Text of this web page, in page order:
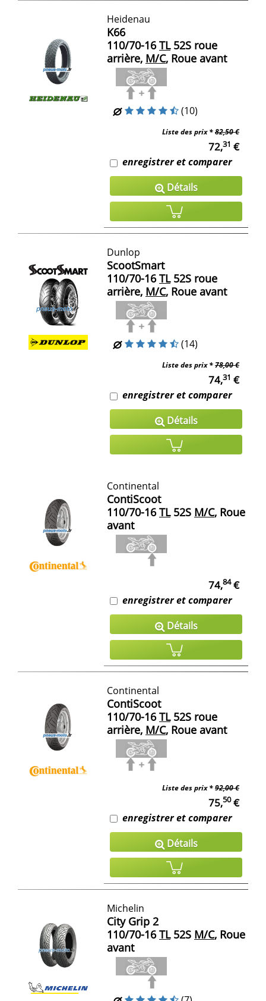
Heidenau
K66
110/70-16 TL52S roue
arrière, M/C, Roue avant
(10)
Liste des prix *82,50 €
72,31 €
enregistrer et comparer
Détails
Dunlop
ScootSmart
110/70-16 TL52S roue
arrière, M/C, Roue avant
(14)
Liste des prix *78,00 €
74,31 €
enregistrer et comparer
Détails
Continental
ContiScoot
110/70-16 TL52S M/C, Roue
avant
74,84€
enregistrer et comparer
Détails
Continental
ContiScoot
110/70-16 TL52S roue
arrière, M/C, Roue avant
Liste des prix *92,00 €
75,50€
enregistrer et comparer
Détails
Michelin
City Grip 2
110/70-16 TL52S M/C, Roue
avant